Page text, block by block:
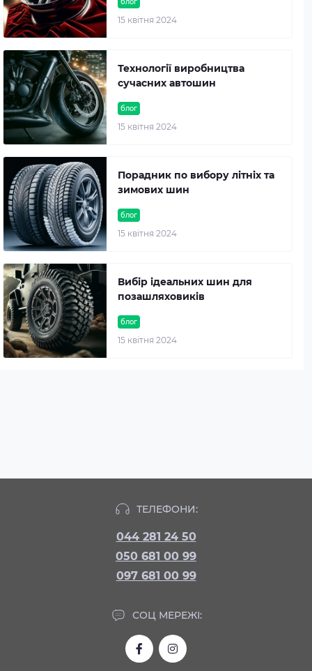
15 квітня 2024
блог
15 квітня 2024
Технології виробництва
сучасних автошин
блог
15 квітня 2024
Порадник по вибору літніх та
зимових шин
блог
15 квітня 2024
Вибір ідеальних шин для
позашляховиків
ТЕЛЕФОНИ:
044 281 24 50
050 681 00 99
097 681 00 99
СОЦ МЕРЕЖІ: